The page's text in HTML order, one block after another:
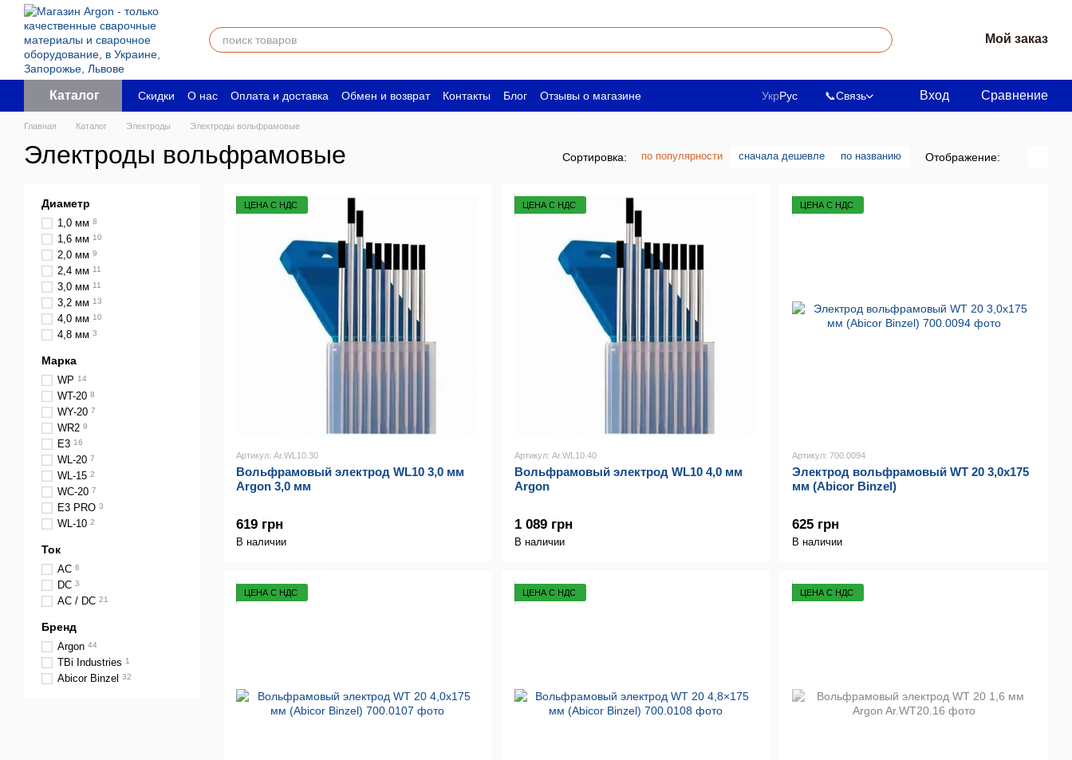
Перейти к основному контенту
Мой заказ
Каталог Скидки О нас Оплата и доставка Обмен и возврат Контакты Блог
Отзывы о магазине
Пользовательское соглашение
Юридическим лицам Вакансии
УкрРус 📞Связь Вход Сравнение
Главная Каталог Электроды Электроды вольфрамовые
Электроды вольфрамовые Сортировка: по популярности сначала дешевле по названию Отображение:
ЦЕНА С НДС
Артикул: Ar.WL10.30
Вольфрамовый электрод WL10 3,0 мм
Argon 3,0 мм
619 грн
В наличии
ЦЕНА С НДС
Артикул: Ar.WL10.40
Вольфрамовый электрод WL10 4,0 мм
Argon
1 089 грн
В наличии
ЦЕНА С НДС
Артикул: 700.0094
Электрод вольфрамовый WТ 20 3,0х175
мм (Abicor Binzel)
625 грн
В наличии
ЦЕНА С НДС ЦЕНА С НДС ЦЕНА С НДС
Диаметр
1,0 мм 8
1,6 мм 10
2,0 мм 9
2,4 мм 11
3,0 мм 11
3,2 мм 13
4,0 мм 10
4,8 мм 3
Марка
WP 14
WT-20 8
WY-20 7
WR2 9
E3 16
WL-20 7
WL-15 2
WC-20 7
E3 PRO 3
WL-10 2
Ток
AC 6
DC 3
AC / DC 21
Бренд
Argon 44
TBi Industries 1
Abicor Binzel 32